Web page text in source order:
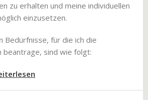
zu erhalten und meine individuellen
einzusetzen.
Bedürfnisse, für die ich die
beantrage, sind wie folgt: